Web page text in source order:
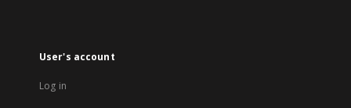
User's account
Log in